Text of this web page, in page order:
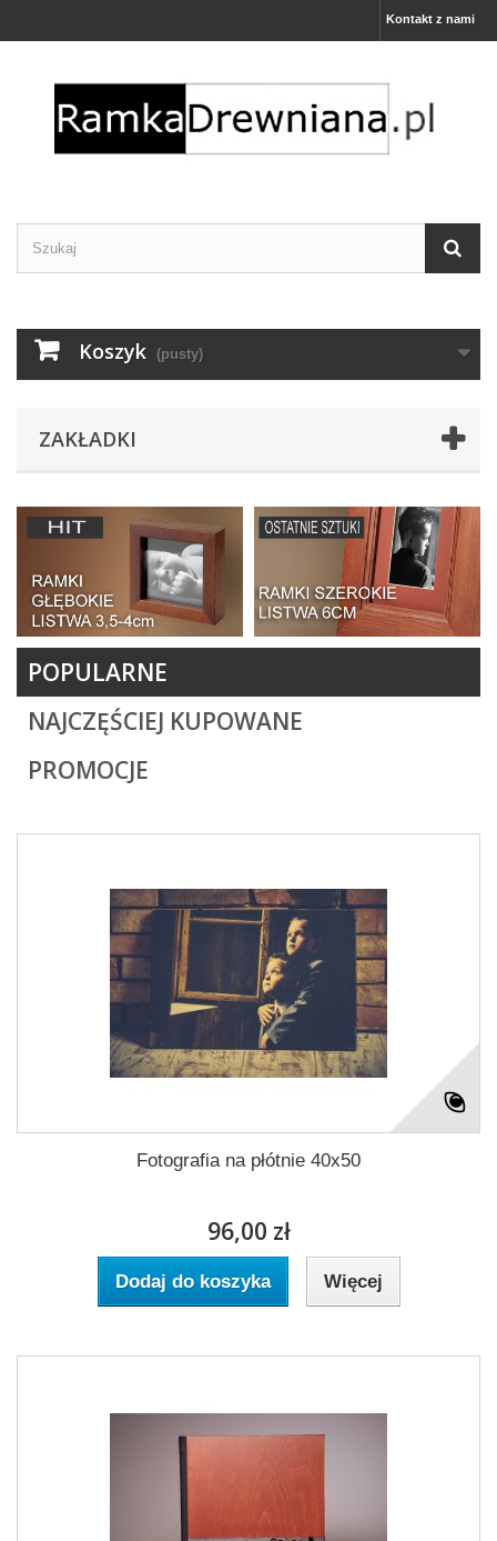
Kontakt z nami
Koszyk (pusty)
ZAKŁADKI
POPULARNE
NAJCZĘŚCIEJ KUPOWANE
PROMOCJE
Fotografia na płótnie 40x50
96,00 zł
Dodaj do koszyka Więcej